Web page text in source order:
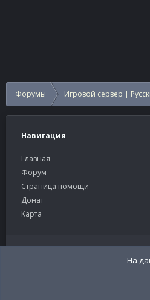
Форумы Игровой сервер |
Навигация
Главная
Форум
Страница помощи
Донат
Карта
Russian
На